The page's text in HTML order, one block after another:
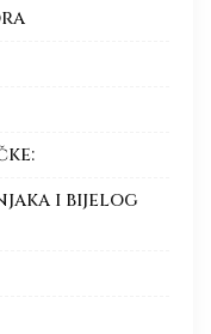
i bijelog